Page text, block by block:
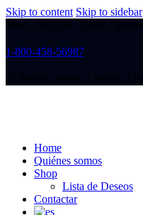
Skip to content Skip to sidebar
1-800-458-56987
Home
Quiénes somos
Shop
Lista de Deseos
Contactar